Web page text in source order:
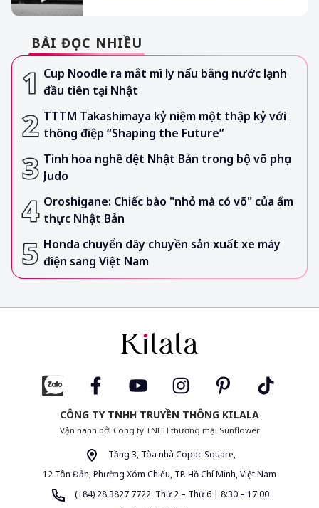
BÀI ĐỌC NHIỀU
Cup Noodle ra mắt mì ly nấu bằng nước lạnh
đầu tiên tại Nhật
TTTM Takashimaya kỷ niệm một thập kỷ với
thông điệp “Shaping the Future”
Tinh hoa nghề dệt Nhật Bản trong bộ võ phục
Judo
Oroshigane: Chiếc bào "nhỏ mà có võ" của ẩm
thực Nhật Bản
Honda chuyển dây chuyền sản xuất xe máy
điện sang Việt Nam
CÔNG TY TNHH TRUYỀN THÔNG KILALA
Vận hành bởi Công ty TNHH thương mại Sunflower
Tầng 3, Tòa nhà Copac Square,
12 Tôn Đản, Phường Xóm Chiếu, TP. Hồ Chí Minh, Việt Nam
(+84) 28 3827 7722 Thứ 2 – Thứ 6 | 8:30 – 17:00